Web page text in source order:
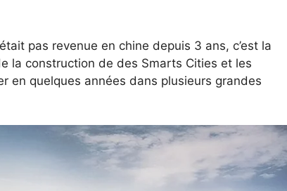
pas revenue en chine depuis 3 ans, c’est la
la construction de des Smarts Cities et les
en quelques années dans plusieurs grandes